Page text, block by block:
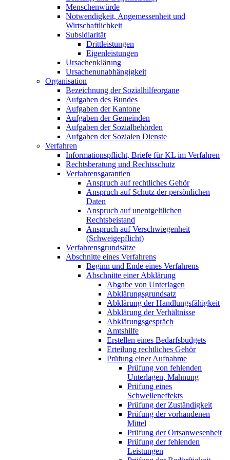
Menschenwürde
Notwendigkeit, Angemessenheit und
Wirtschaftlichkeit
Subsidiarität
Drittleistungen
Eigenleistungen
Ursachenklärung
Ursachenunabhängigkeit
Organisation
Bezeichnung der Sozialhilfeorgane
Aufgaben des Bundes
Aufgaben der Kantone
Aufgaben der Gemeinden
Aufgaben der Sozialbehörden
Aufgaben der Sozialen Dienste
Verfahren
Informationspflicht, Briefe für KL im Verfahren
Rechtsberatung und Rechtsschutz
Verfahrensgarantien
Anspruch auf rechtliches Gehör
Anspruch auf Schutz der persönlichen
Daten
Anspruch auf unentgeltlichen
Rechtsbeistand
Anspruch auf Verschwiegenheit
(Schweigepflicht)
Verfahrensgrundsätze
Abschnitte eines Verfahrens
Beginn und Ende eines Verfahrens
Abschnitte einer Abklärung
Abgabe von Unterlagen
Abklärungsgrundsatz
Abklärung der Handlungsfähigkeit
Abklärung der Verhältnisse
Abklärungsgespräch
Amtshilfe
Erstellen eines Bedarfsbudgets
Erteilung rechtliches Gehör
Prüfung einer Aufnahme
Prüfung von fehlenden
Unterlagen, Mahnung
Prüfung eines
Schwelleneffekts
Prüfung der Zuständigkeit
Prüfung der vorhandenen
Mittel
Prüfung der Ortsanwesenheit
Prüfung der fehlenden
Leistungen